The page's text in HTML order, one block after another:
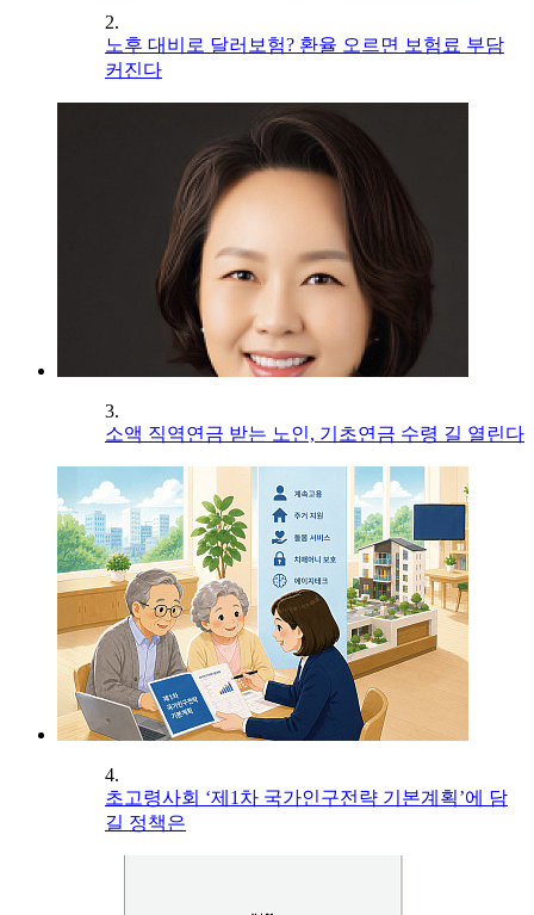
2.
노후 대비로 달러보험? 환율 오르면 보험료 부담
커진다
3.
소액 직역연금 받는 노인, 기초연금 수령 길 열린다
4.
초고령사회 ‘제1차 국가인구전략 기본계획’에 담
길 정책은